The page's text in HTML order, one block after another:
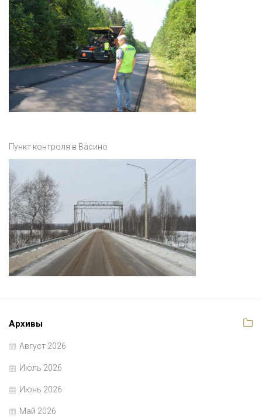
Пункт контроля в Васино
Архивы
Август 2026
Июль 2026
Июнь 2026
Май 2026